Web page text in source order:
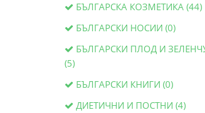
БЪЛГАРСКА КОЗМЕТИКА (44)
БЪЛГАРСКИ НОСИИ (0)
БЪЛГАРСКИ ПЛОД И
(5)
БЪЛГАРСКИ КНИГИ (0)
ДИЕТИЧНИ И ПОСТНИ (4)